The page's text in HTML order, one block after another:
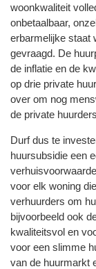
woonkwaliteit
onbetaalbaar,
erbarmelijke staat
gevraagd. De
de inflatie en de
op drie private
over om nog
de private
Durf dus te
huursubsidie een
voor elk woning
verhuurders om
bijvoorbeeld ook
kwaliteitsvol en
voor een slimme
van de huurmarkt